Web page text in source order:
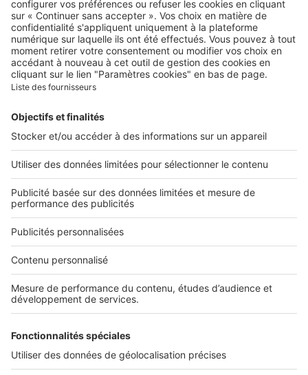
Qui sommes-nous ?
Contacter le service client
Nous rejoindre
Presse
Nos applications
Découvrez nos applications
Services pro
Accès client